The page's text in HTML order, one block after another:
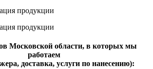
Московской области, в которых мы
работаем
доставка, услуги по нанесению):